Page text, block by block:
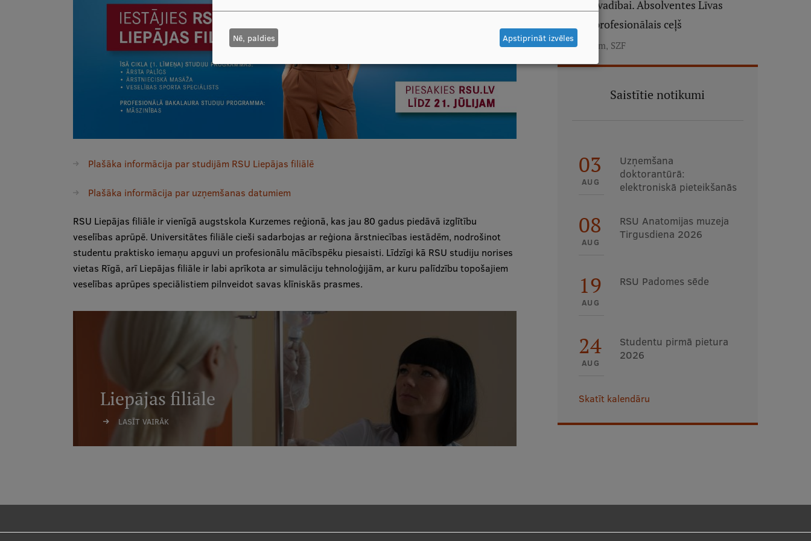
Plašāka informācija par studijām RSU Liepājas filiālē
Plašāka informācija par uzņemšanas datumiem
RSU Liepājas filiāle ir vienīgā augstskola Kurzemes reģionā, kas jau 80 gadus piedāvā izglītību
veselības aprūpē. Universitātes filiāle cieši sadarbojas ar reģiona ārstniecības iestādēm, nodrošinot
studentu praktisko iemaņu apguvi un profesionālu mācībspēku piesaisti. Līdzīgi kā RSU studiju norises
vietas Rīgā, arī Liepājas filiāle ir labi aprīkota ar simulāciju tehnoloģijām, ar kuru palīdzību topošajiem
veselības aprūpes speciālistiem pilnveidot savas klīniskās prasmes.
Liepājas filiāle
LASĪT VAIRĀK
"Laima" vadībai. Absolventes Līvas
Utānes profesionālais ceļš
Studentiem, SZF
Saistītie notikumi
03
AUG
Uzņemšana
doktorantūrā:
elektroniskā pieteikšanās
08
AUG
RSU Anatomijas muzeja
Tirgusdiena 2026
19
AUG
RSU Padomes sēde
24
AUG
Studentu pirmā pietura
2026
Skatīt kalendāru
Nē, paldies Apstiprināt izvēles